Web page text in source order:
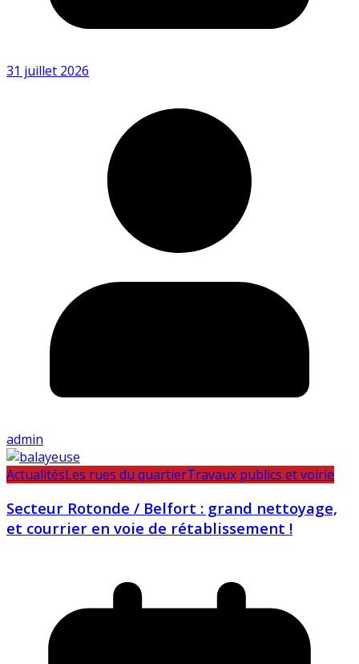
31 juillet 2026
admin
ActualitésLes rues du quartierTravaux publics et voirie
Secteur Rotonde / Belfort : grand nettoyage,
et courrier en voie de rétablissement !